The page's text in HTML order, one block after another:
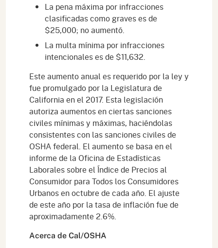
La pena máxima por infracciones
clasificadas como graves es de
$25,000; no aumentó.
La multa mínima por infracciones
intencionales es de $11,632.
Este aumento anual es requerido por la ley y
fue promulgado por la Legislatura de
California en el 2017. Esta legislación
autoriza aumentos en ciertas sanciones
civiles mínimas y máximas, haciéndolas
consistentes con las sanciones civiles de
OSHA federal. El aumento se basa en el
informe de la Oficina de Estadísticas
Laborales sobre el Índice de Precios al
Consumidor para Todos los Consumidores
Urbanos en octubre de cada año. El ajuste
de este año por la tasa de inflación fue de
aproximadamente 2.6%.
Acerca de Cal/OSHA